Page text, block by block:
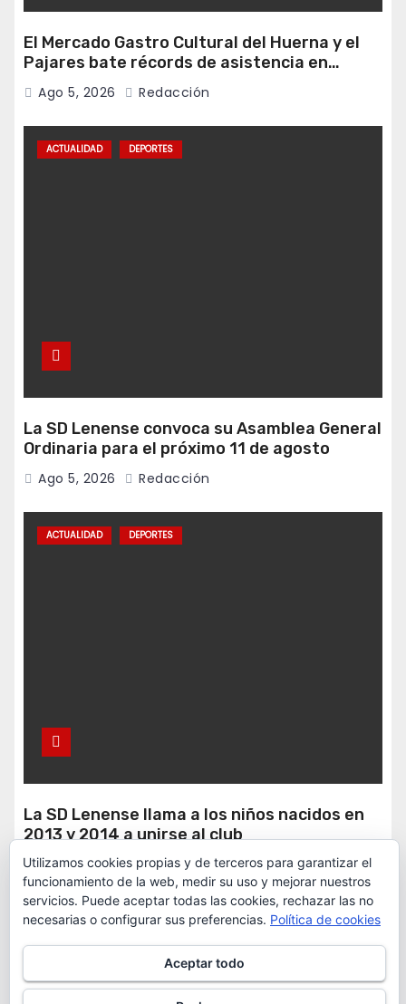
El Mercado Gastro Cultural del Huerna y el
Pajares bate récords de asistencia en
Campomanes
Ago 5, 2026 Redacción
ACTUALIDAD DEPORTES
La SD Lenense convoca su Asamblea General
Ordinaria para el próximo 11 de agosto
Ago 5, 2026 Redacción
ACTUALIDAD DEPORTES
La SD Lenense llama a los niños nacidos en
2013 y 2014 a unirse al club
Ago 3, 2026 Redacción
ACTUALIDAD EMERGENCIAS Y AVISOS
Utilizamos cookies propias y de terceros para garantizar el
funcionamiento de la web, medir su uso y mejorar nuestros
servicios. Puede aceptar todas las cookies, rechazar las no
necesarias o configurar sus preferencias. Política de cookies
Aceptar todo